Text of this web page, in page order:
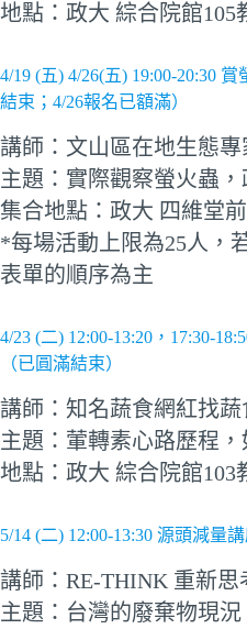
地點：政大 綜合院館105
4/19 (五) 4/26(五) 19:00-20:30
結束；4/26報名已額滿）
講師：文山區在地生態
主題：實際觀察螢火蟲，
集合地點：政大 四維堂前
*每場活動上限為25人，
表單的順序為主
4/23 (二) 12:00-13:20，17:30-
（已圓滿結束）
講師：知名蔬食網紅找蔬
主題：葷轉素心路歷程，
地點：政大 綜合院館103
5/14 (二) 12:00-13:30 源頭減量
講師：RE-THINK 重新思
主題：台灣的廢棄物現